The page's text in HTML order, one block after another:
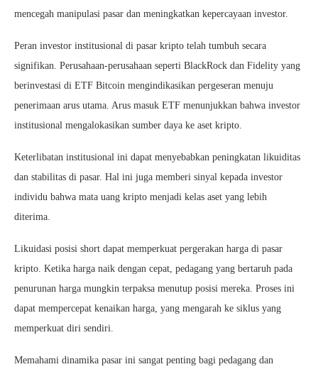
mencegah manipulasi pasar dan meningkatkan kepercayaan investor.
Peran investor institusional di pasar kripto telah tumbuh secara
signifikan. Perusahaan-perusahaan seperti BlackRock dan Fidelity yang
berinvestasi di ETF Bitcoin mengindikasikan pergeseran menuju
penerimaan arus utama. Arus masuk ETF menunjukkan bahwa investor
institusional mengalokasikan sumber daya ke aset kripto.
Keterlibatan institusional ini dapat menyebabkan peningkatan likuiditas
dan stabilitas di pasar. Hal ini juga memberi sinyal kepada investor
individu bahwa mata uang kripto menjadi kelas aset yang lebih
diterima.
Likuidasi posisi short dapat memperkuat pergerakan harga di pasar
kripto. Ketika harga naik dengan cepat, pedagang yang bertaruh pada
penurunan harga mungkin terpaksa menutup posisi mereka. Proses ini
dapat mempercepat kenaikan harga, yang mengarah ke siklus yang
memperkuat diri sendiri.
Memahami dinamika pasar ini sangat penting bagi pedagang dan